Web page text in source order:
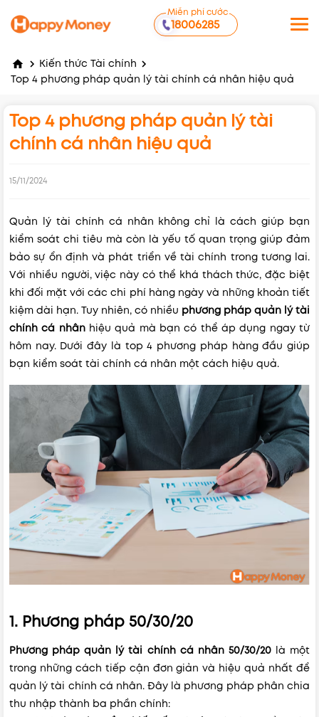
Miễn phí cước
18006285
Kiến thức Tài chính
Top 4 phương pháp quản lý tài chính cá nhân hiệu quả
Top 4 phương pháp quản lý tài
chính cá nhân hiệu quả
15/11/2024
Quản lý tài chính cá nhân không chỉ là cách giúp bạn
kiểm soát chi tiêu mà còn là yếu tố quan trọng giúp đảm
bảo sự ổn định và phát triển về tài chính trong tương lai.
Với nhiều người, việc này có thể khá thách thức, đặc biệt
khi đối mặt với các chi phí hàng ngày và những khoản tiết
kiệm dài hạn. Tuy nhiên, có nhiều phương pháp quản lý tài
chính cá nhânhiệu quả mà bạn có thể áp dụng ngay từ
hôm nay. Dưới đây là top 4 phương pháp hàng đầu giúp
bạn kiểm soát tài chính cá nhân một cách hiệu quả.
1. Phương pháp 50/30/20
Phương pháp quản lý tài chính cá nhân 50/30/20là một
trong những cách tiếp cận đơn giản và hiệu quả nhất để
quản lý tài chính cá nhân. Đây là phương pháp phân chia
thu nhập thành ba phần chính: